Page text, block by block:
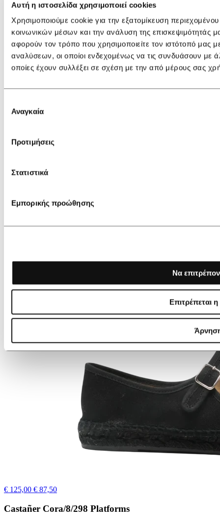
Αυτή η ιστοσελίδα χρησιμοποιεί cookies
Χρησιμοποιούμε cookie για την εξατομίκευση
κοινωνικών μέσων και την ανάλυση της επισκεψιμότητάς
αφορούν τον τρόπο που χρησιμοποιείτε τον ιστότοπό μας
αναλύσεων, οι οποίοι ενδεχομένως να τις συνδυάσουν με
οποίες έχουν συλλέξει σε σχέση με την από μέρους σας
συγκατάθεσης
Αναγκαία
Προτιμήσεις
Στατιστικά
Εμπορικής προώθησης
Να
Επιτρέπεται
€ 175,00
Castañer Padua C/001 Espadrilles
€ 125,00 € 87,50
Castañer Cora/8/298 Platforms